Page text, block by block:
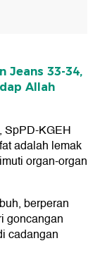
Jeans 33-34,
Allah
SpPD-KGEH
adalah lemak
organ-organ
berperan
goncangan
cadangan